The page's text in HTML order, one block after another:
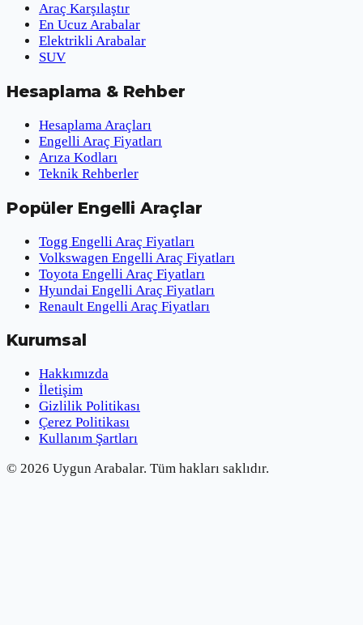
Araç Karşılaştır
En Ucuz Arabalar
Elektrikli Arabalar
SUV
Hesaplama & Rehber
Hesaplama Araçları
Engelli Araç Fiyatları
Arıza Kodları
Teknik Rehberler
Popüler Engelli Araçlar
Togg Engelli Araç Fiyatları
Volkswagen Engelli Araç Fiyatları
Toyota Engelli Araç Fiyatları
Hyundai Engelli Araç Fiyatları
Renault Engelli Araç Fiyatları
Kurumsal
Hakkımızda
İletişim
Gizlilik Politikası
Çerez Politikası
Kullanım Şartları
© 2026 Uygun Arabalar. Tüm hakları saklıdır.